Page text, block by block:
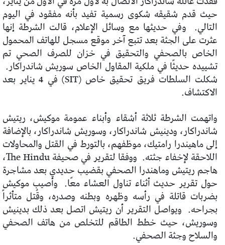
حيث قدم شقيقه شكوى رسمية تفيد بأنه مفقود في اليوم
التالي. وفي حديثها مع وسائل الإعلام، قالت الشرطة إنها
عثرت على الجثة بعد تتبع آخر موقع مسجل للهاتف المحمول
الخاص بالصحفي والتحقيق في خزان للصرف الصحي تم
تشييده حديثًا في ملكية المقاول الخاص سوريش شاندراكار.
شكلت السلطات فريق تحقيق خاص (SIT) في 4 يناير بعد
الاكتشاف.
واتهمت الشرطة ثلاثة أشقاء وأبناء عمومة موكيش، ريتيش
شاندراكار، ودينيش شاندراكار، وسوريش شاندراكار، بالإضافة
إلى ماهيندرا رامتيك، موظفهم، بالتورط في القتل والمحاولات
اللاحقة لإخفاء جثته. ووفقا لتقرير في صحيفة The Hindu،
هاجم ريتيش وماهندرا الصحفي بقضيب حديدي بعد مشاجرة
حول تقرير حديث أثناء تناول العشاء معًا. وأصيب موكيش
بضربات قاتلة في رأسه وظهره وبطنه وصدره، وقُتل متأثراً
بجراحه. ويواصل التقرير أن ريتيش اتصل بعد ذلك بدينيش
وسوريش، حيث خطط الطاقم للتخلص من هاتف الصحفي
والسلاح وجثة الصحفي.